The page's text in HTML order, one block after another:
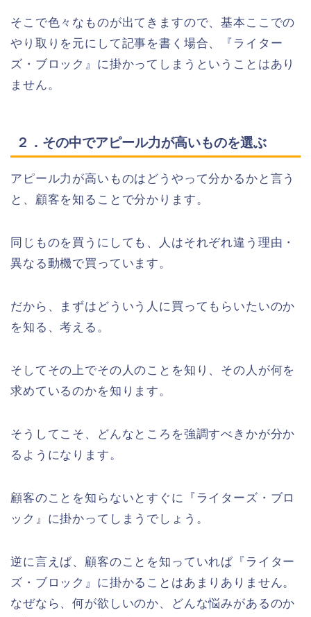
そこで色々なものが出てきますので、基本ここでの
やり取りを元にして記事を書く場合、『ライター
ズ・ブロック』に掛かってしまうということはあり
ません。
２．その中でアピール力が高いものを選ぶ
アピール力が高いものはどうやって分かるかと言う
と、顧客を知ることで分かります。
同じものを買うにしても、人はそれぞれ違う理由・
異なる動機で買っています。
だから、まずはどういう人に買ってもらいたいのか
を知る、考える。
そしてその上でその人のことを知り、その人が何を
求めているのかを知ります。
そうしてこそ、どんなところを強調すべきかが分か
るようになります。
顧客のことを知らないとすぐに『ライターズ・ブロ
ック』に掛かってしまうでしょう。
逆に言えば、顧客のことを知っていれば『ライター
ズ・ブロック』に掛かることはあまりありません。
なぜなら、何が欲しいのか、どんな悩みがあるのか